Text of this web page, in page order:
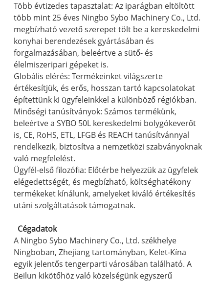
Több évtizedes tapasztalat: Az iparágban eltöltött
több mint 25 éves Ningbo Sybo Machinery Co., Ltd.
megbízható vezető szerepet tölt be a kereskedelmi
konyhai berendezések gyártásában és
forgalmazásában, beleértve a sütő- és
élelmiszeripari gépeket is.
Globális elérés: Termékeinket világszerte
értékesítjük, és erős, hosszan tartó kapcsolatokat
építettünk ki ügyfeleinkkel a különböző régiókban.
Minőségi tanúsítványok: Számos termékünk,
beleértve a SYBO 50L kereskedelmi bolygókeverőt
is, CE, RoHS, ETL, LFGB és REACH tanúsítvánnyal
rendelkezik, biztosítva a nemzetközi szabványoknak
való megfelelést.
Ügyfél-első filozófia: Előtérbe helyezzük az ügyfelek
elégedettségét, és megbízható, költséghatékony
termékeket kínálunk, amelyeket kiváló értékesítés
utáni szolgáltatások támogatnak.
Cégadatok
A Ningbo Sybo Machinery Co., Ltd. székhelye
Ningboban, Zhejiang tartományban, Kelet-Kína
egyik jelentős tengerparti városában található. A
Beilun kikötőhöz való közelségünk egyszerű